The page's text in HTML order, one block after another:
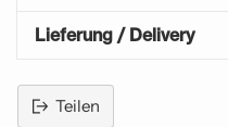
Lieferung / Delivery
Teilen